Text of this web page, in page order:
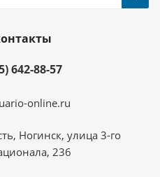
642-88-57
online.ru
Ногинск, улица 3-го
236